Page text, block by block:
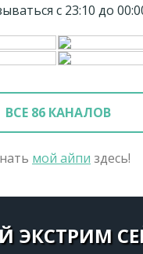
с 23:10 до
ВСЕ 86 КАНАЛОВ
мой айпи здесь!
ЭКСТРИМ